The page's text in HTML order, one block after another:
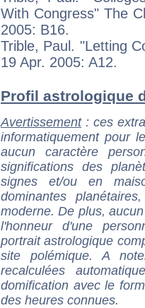
With Congress" The
2005: B16.
Trible, Paul. "Letting
19 Apr. 2005: A12.
Profil astrologique
Avertissement: ces
informatiquement pour
aucun caractère
significations des
signes et/ou en
dominantes
moderne. De plus,
l'honneur d'une
portrait astrologique
site polémique. A
recalculées
domification avec le
des heures connues.